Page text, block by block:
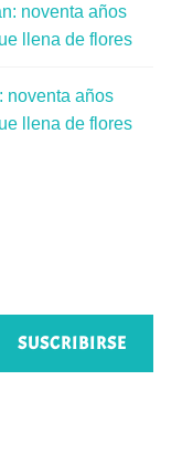
noventa años
llena de flores
noventa años
llena de flores
SUSCRIBIRSE